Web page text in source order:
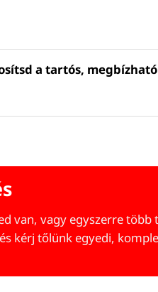
a tartós,
van, vagy egyszerre
kérj tőlünk egyedi,